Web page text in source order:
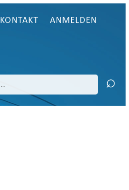
KONTAKT ANMELDEN